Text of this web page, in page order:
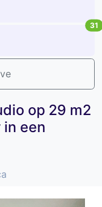
31
op 29 m2
een